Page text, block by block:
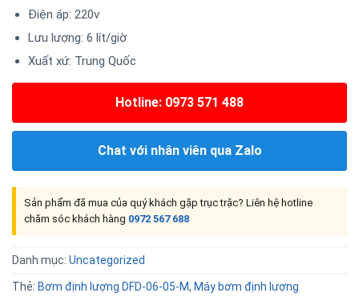
Điện áp: 220v
Lưu lượng: 6 lít/giờ
Xuất xứ: Trung Quốc
Hotline: 0973 571 488
Chat với nhân viên qua Zalo
Sản phẩm đã mua của quý khách gặp trục trặc? Liên hệ hotline
chăm sóc khách hàng 0972 567 688
Danh mục: Uncategorized
Thẻ: Bơm định lượng DFD-06-05-M, Máy bơm định lượng